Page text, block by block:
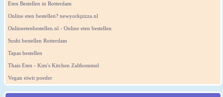
Eten Bestellen in Rotterdam
Online eten bestellen? newyorkpizza.nl
Onlineetenbestellen.nl - Online eten bestellen
Sushi bestellen Rotterdam
Tapas bestellen
Thais Eten - Kim's Kitchen Zaltbommel
Vegan eiwit poeder